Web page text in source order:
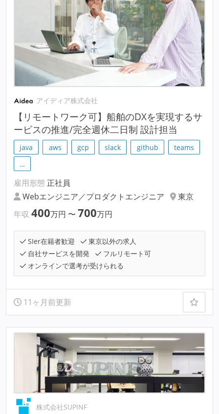
アイディア株式会社
【リモートワーク可】船舶のDXを実現するサ
ービスの推進/完全週休二日制 設計担当
java aws gcp slack github
teams
…
雇用形態 正社員
Webエンジニア／プロダクトエンジニア
東京
年収 400万円 〜 700万円
SIer在籍者歓迎
東京以外の求人
自社サービスを開発
フルリモート可
オンラインで選考が受けられる
11ヶ月前更新
株式会社SUPINF